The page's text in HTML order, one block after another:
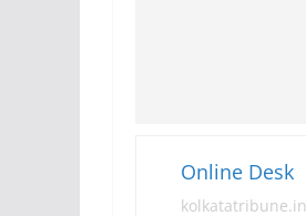
Online Desk
kolkatatribune.in